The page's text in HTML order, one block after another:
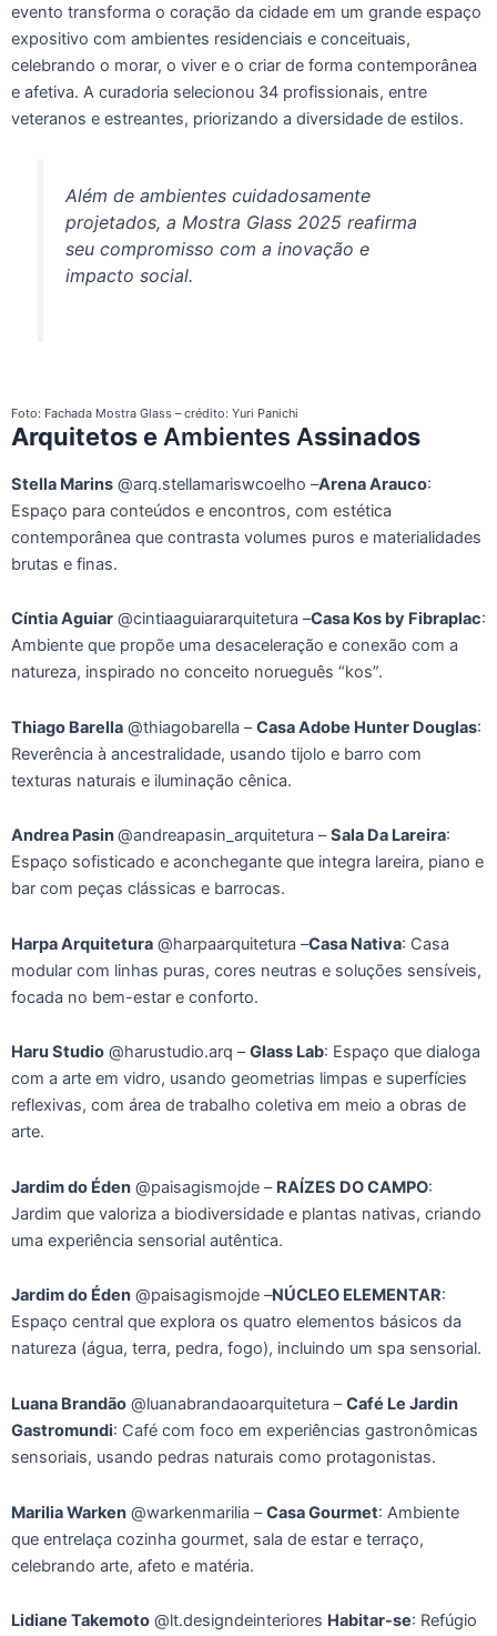
evento transforma o coração da cidade em um grande espaço
expositivo com ambientes residenciais e conceituais,
celebrando o morar, o viver e o criar de forma contemporânea
e afetiva. A curadoria selecionou 34 profissionais, entre
veteranos e estreantes, priorizando a diversidade de estilos.
Além de ambientes cuidadosamente
projetados, a Mostra Glass 2025 reafirma
seu compromisso com a inovação e
impacto social.
Foto: Fachada Mostra Glass – crédito: Yuri Panichi
Arquitetos eAmbientes Assinados
Stella Marins @arq.stellamariswcoelho –Arena Arauco:
Espaço para conteúdos e encontros, com estética
contemporânea que contrasta volumes puros e materialidades
brutas e finas.
Cíntia Aguiar @cintiaaguiararquitetura –Casa Kos by Fibraplac:
Ambiente que propõe uma desaceleração e conexão com a
natureza, inspirado no conceito norueguês “kos”.
Thiago Barella @thiagobarella –Casa Adobe Hunter Douglas:
Reverência à ancestralidade, usando tijolo e barro com
texturas naturais e iluminação cênica.
Andrea Pasin@andreapasin_arquitetura –Sala Da Lareira:
Espaço sofisticado e aconchegante que integra lareira, piano e
bar com peças clássicas e barrocas.
Harpa Arquitetura @harpaarquitetura –Casa Nativa: Casa
modular com linhas puras, cores neutras e soluções sensíveis,
focada no bem-estar e conforto.
Haru Studio @harustudio.arq –Glass Lab: Espaço que dialoga
com a arte em vidro, usando geometrias limpas e superfícies
reflexivas, com área de trabalho coletiva em meio a obras de
arte.
Jardim do Éden @paisagismojde – RAÍZES DO CAMPO:
Jardim que valoriza a biodiversidade e plantas nativas, criando
uma experiência sensorial autêntica.
Jardim do Éden @paisagismojde –NÚCLEO ELEMENTAR:
Espaço central que explora os quatro elementos básicos da
natureza (água, terra, pedra, fogo), incluindo um spa sensorial.
Luana Brandão @luanabrandaoarquitetura –Café Le Jardin
Gastromundi: Café com foco em experiências gastronômicas
sensoriais, usando pedras naturais como protagonistas.
Marilia Warken @warkenmarilia –Casa Gourmet: Ambiente
que entrelaça cozinha gourmet, sala de estar e terraço,
celebrando arte, afeto e matéria.
Lidiane Takemoto @lt.designdeinteriores Habitar-se: Refúgio